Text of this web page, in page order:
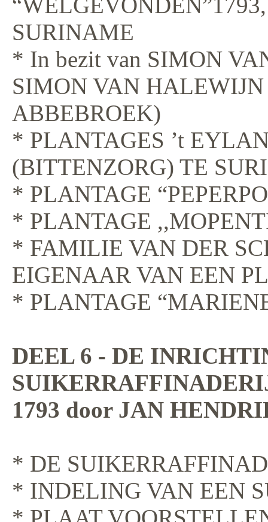
SURINAME
* In bezit van SIMON
SIMON VAN
ABBEBROEK)
* PLANTAGES ’t
(BITTENZORG) TE
* PLANTAGE
* PLANTAGE
* FAMILIE VAN DER
EIGENAAR VAN EEN
* PLANTAGE
DEEL 6 - DE
1793 door JAN
* DE
* INDELING VAN EEN